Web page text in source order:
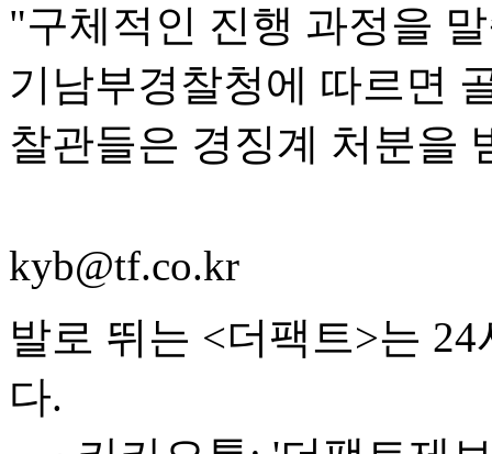
"구체적인 진행 과정을
기남부경찰청에 따르면
찰관들은 경징계 처분을
kyb@tf.co.kr
발로 뛰는 <더팩트>는
다.